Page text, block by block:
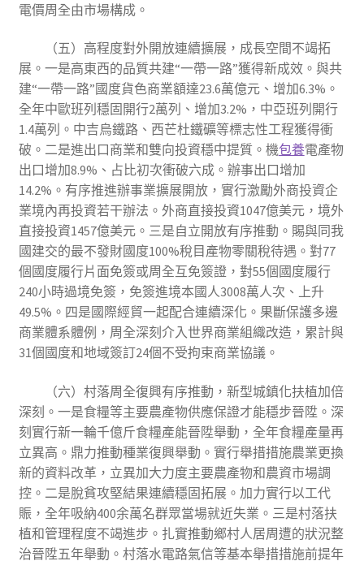
電價周全由市場構成。
（五）高程度對外開放連續擴展，成長空間不竭拓
展。一是高東西的品質共建“一帶一路”獲得新成效。與共
建“一帶一路”國度貨色商業額達23.6萬億元、增加6.3%。
全年中歐班列穩固開行2萬列、增加3.2%，中亞班列開行
1.4萬列。中吉烏鐵路、西芒杜鐵礦等標志性工程獲得衝
破。二是進出口商業和雙向投資穩中提質。機包養電產物
出口增加8.9%、占比初次衝破六成。辦事出口增加
14.2%。有序推進辦事業擴展開放，實行激勵外商投資企
業境內再投資若干辦法。外商直接投資1047億美元，境外
直接投資1457億美元。三是自立開放有序推動。賜與同我
國建交的最不發財國度100%稅目產物零關稅待遇。對77
個國度履行片面免簽或周全互免簽證，對55個國度履行
240小時過境免簽，免簽進境本國人3008萬人次、上升
49.5%。四是國際經貿一起配合連續深化。果斷保護多邊
商業體系體例，周全深刻介入世界商業組織改造，累計與
31個國度和地域簽訂24個不受拘束商業協議。
（六）村落周全復興有序推動，新型城鎮化扶植加倍
深刻。一是食糧等主要農產物供應保證才能穩步晉陞。深
刻實行新一輪千億斤食糧產能晉陞舉動，全年食糧產量再
立異高。鼎力推動種業復興舉動。實行舉措措施農業更換
新的資料改革，立異加大力度主要農產物和農資市場調
控。二是脫貧攻堅結果連續穩固拓展。加力實行以工代
賑，全年吸納400余萬名群眾當場就近失業。三是村落扶
植和管理程度不竭進步。扎實推動鄉村人居周遭的狀況整
治晉陞五年舉動。村落水電路氣信等基本舉措措施前提年